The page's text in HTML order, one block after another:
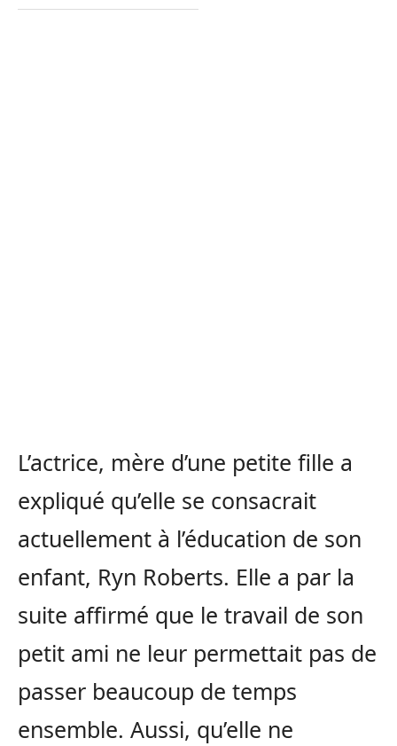
L’actrice, mère d’une petite fille a
expliqué qu’elle se consacrait
actuellement à l’éducation de son
enfant, Ryn Roberts. Elle a par la
suite affirmé que le travail de son
petit ami ne leur permettait pas de
passer beaucoup de temps
ensemble. Aussi, qu’elle ne